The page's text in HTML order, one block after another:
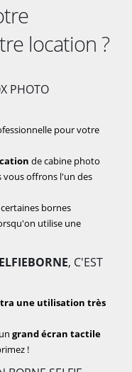
location ?
PHOTO
pour votre
de cabine photo
vous offrons l'un des
bornes
utilise une
, C'EST
une utilisation très
grand écran tactile
!